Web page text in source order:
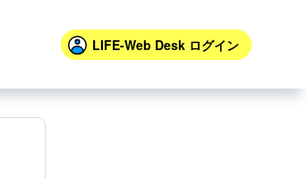
LIFE-Web Desk ログイン